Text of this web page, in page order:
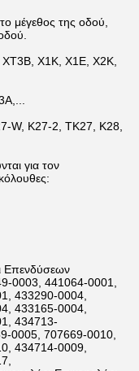
μέγεθος της οδού,
Χ1Κ, Χ1Ε, Χ2Κ,
W, K27-2, TK27, K28,
για τον
Επενδύσεων
0003, 441064-0001,
433290-0004,
433165-0004,
434713-
0005, 707669-0010,
434714-0009,